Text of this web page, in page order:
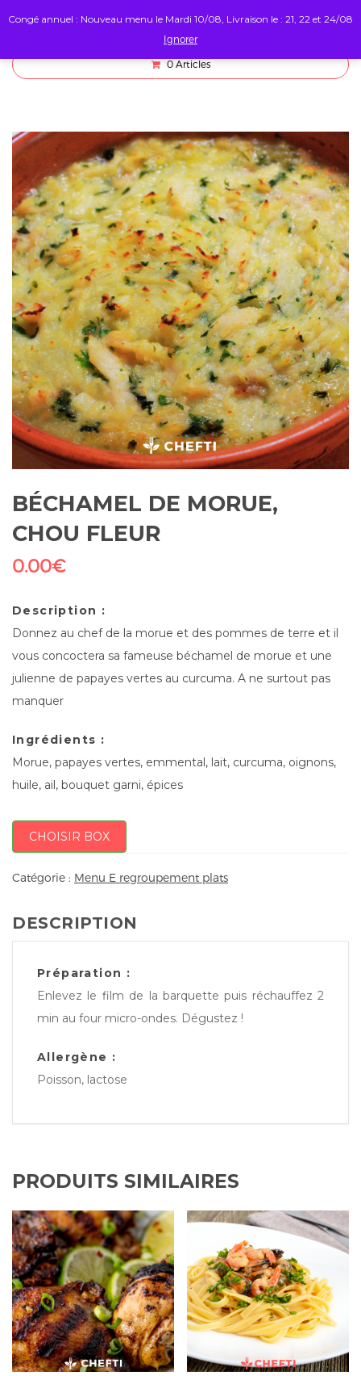
0 Articles
BÉCHAMEL DE MORUE,
CHOU FLEUR
0.00€
Description :
Donnez au chef de la morue et des pommes de terre et il
vous concoctera sa fameuse béchamel de morue et une
julienne de papayes vertes au curcuma. A ne surtout pas
manquer
Ingrédients :
Morue, papayes vertes, emmental, lait, curcuma, oignons,
huile, ail, bouquet garni, épices
CHOISIR BOX
Catégorie : Menu E regroupement plats
DESCRIPTION
Préparation :
Enlevez le film de la barquette puis réchauffez 2
min au four micro-ondes. Dégustez !
Allergène :
Poisson, lactose
PRODUITS SIMILAIRES
Congé annuel : Nouveau menu le Mardi 10/08, Livraison le : 21, 22 et 24/08
Ignorer